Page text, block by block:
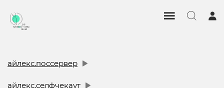
айлекс.поссервер
айлекс.селфчекаут